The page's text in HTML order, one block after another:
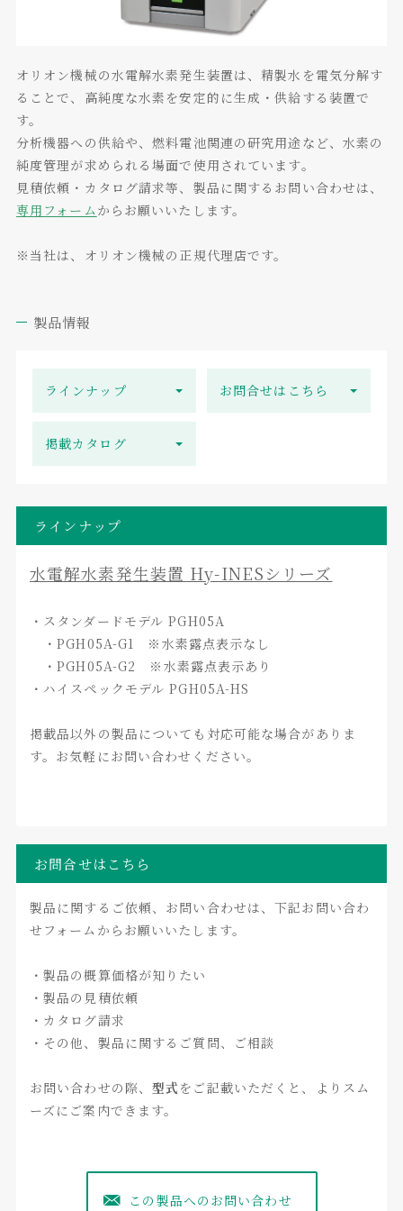
オリオン機械の水電解水素発生装置は、精製水を電気分解す
ることで、高純度な水素を安定的に生成・供給する装置で
す。
分析機器への供給や、燃料電池関連の研究用途など、水素の
純度管理が求められる場面で使用されています。
見積依頼・カタログ請求等、製品に関するお問い合わせは、
専用フォーム からお願いいたします。
※当社は、オリオン機械の正規代理店です。
製品情報
ラインナップ お問合せはこちら
掲載カタログ
ラインナップ
水電解水素発生装置 Hy-INESシリーズ
・スタンダードモデル PGH05A
・PGH05A-G1 ※水素露点表示なし
・PGH05A-G2 ※水素露点表示あり
・ハイスペックモデル PGH05A-HS
掲載品以外の製品についても対応可能な場合がありま
す。お気軽にお問い合わせください。
お問合せはこちら
製品に関するご依頼、お問い合わせは、下記お問い合わ
せフォームからお願いいたします。
・製品の概算価格が知りたい
・製品の見積依頼
・カタログ請求
・その他、製品に関するご質問、ご相談
お問い合わせの際、型式 をご記載いただくと、よりスム
ーズにご案内できます。
この製品へのお問い合わせ